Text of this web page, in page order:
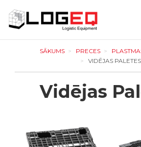
LOGEQ
SĀKUMS PRECES
VIDĒJAS PALETES
Vidējas